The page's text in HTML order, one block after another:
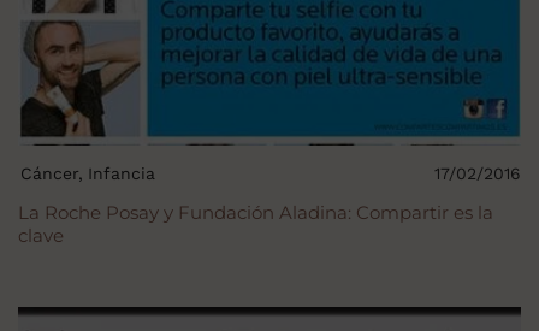
La Roche Posay y Fundación Aladina: Compartir es la
clave
Cáncer Infancia 17/02/2016